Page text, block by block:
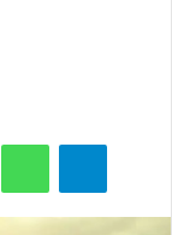
WhatsApp